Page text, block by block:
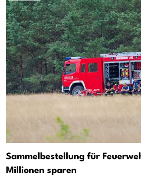
Sammelbestellung für
Millionen sparen